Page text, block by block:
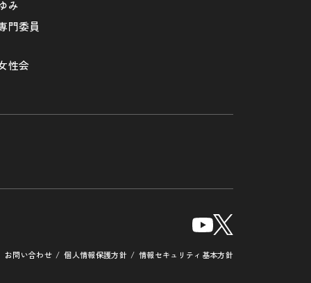
み
門委員
性会
お問い合わせ 個人情報保護方針 情報セキュリティ基本方針